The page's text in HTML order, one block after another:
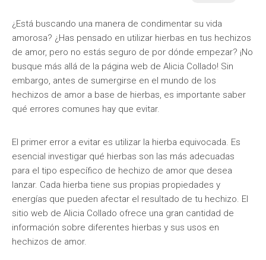
¿Está buscando una manera de condimentar su vida
amorosa? ¿Has pensado en utilizar hierbas en tus hechizos
de amor, pero no estás seguro de por dónde empezar? ¡No
busque más allá de la página web de Alicia Collado! Sin
embargo, antes de sumergirse en el mundo de los
hechizos de amor a base de hierbas, es importante saber
qué errores comunes hay que evitar.
El primer error a evitar es utilizar la hierba equivocada. Es
esencial investigar qué hierbas son las más adecuadas
para el tipo específico de hechizo de amor que desea
lanzar. Cada hierba tiene sus propias propiedades y
energías que pueden afectar el resultado de tu hechizo. El
sitio web de Alicia Collado ofrece una gran cantidad de
información sobre diferentes hierbas y sus usos en
hechizos de amor.